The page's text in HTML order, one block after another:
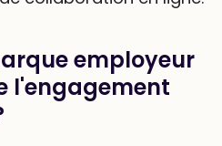
employeur
l'engagement